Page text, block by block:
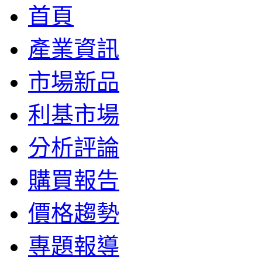
首頁
產業資訊
市場新品
利基市場
分析評論
購買報告
價格趨勢
專題報導